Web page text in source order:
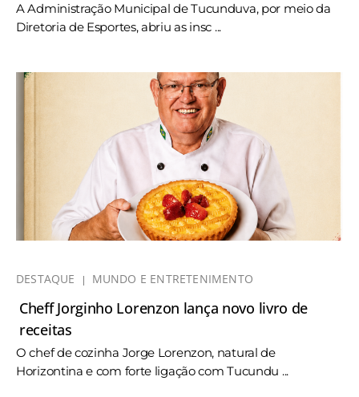
A Administração Municipal de Tucunduva, por meio da
Diretoria de Esportes, abriu as insc ...
DESTAQUE MUNDO E ENTRETENIMENTO
Cheff Jorginho Lorenzon lança novo livro de
receitas
O chef de cozinha Jorge Lorenzon, natural de
Horizontina e com forte ligação com Tucundu ...